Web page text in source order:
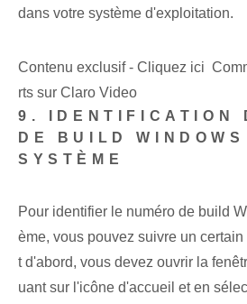
dans votre système d'exploitation.
Contenu exclusif - Cliquez ici
rts sur Claro Video
9. IDENTIFICATION
DE BUILD
SYSTÈME
Pour identifier le numéro de build
ème, vous pouvez suivre un
t d'abord, vous devez ouvrir la
uant sur l'icône d'accueil et en